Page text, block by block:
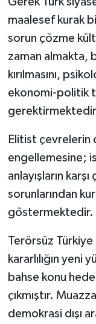
maalesef kurak
sorun çözme
zaman almakta,
kırılmasını,
ekonomi-politik
Elitist çevrelerin
engellemesine;
anlayışların
sorunlarından
göstermektedir.
Terörsüz
kararlılığın yeni
bahse konu
çıkmıştır.
demokrasi dışı